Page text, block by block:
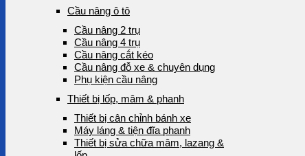
Cầu nâng ô tô
Cầu nâng 2 trụ
Cầu nâng 4 trụ
Cầu nâng cắt kéo
Cầu nâng đỗ xe & chuyên dụng
Phụ kiện cầu nâng
Thiết bị lốp, mâm & phanh
Thiết bị cân chỉnh bánh xe
Máy láng & tiện đĩa phanh
Thiết bị sửa chữa mâm, lazang &